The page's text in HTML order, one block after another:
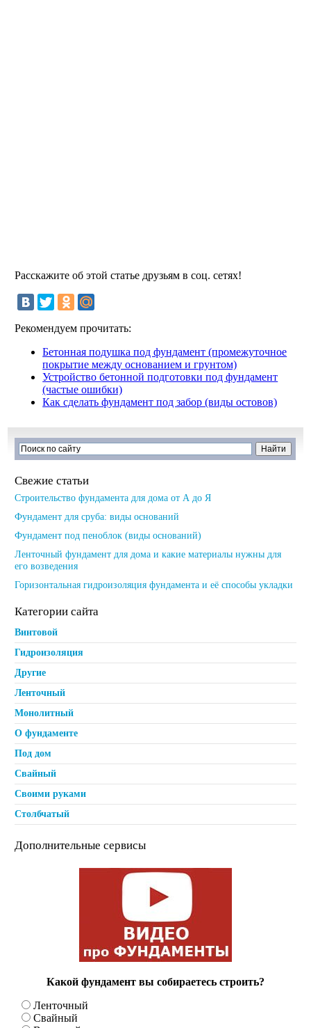
Расскажите об этой статье друзьям в соц. сетях!
Рекомендуем прочитать:
Бетонная подушка под фундамент (промежуточное
покрытие между основанием и грунтом)
Устройство бетонной подготовки под фундамент
(частые ошибки)
Как сделать фундамент под забор (виды остовов)
Свежие статьи
Строительство фундамента для дома от А до Я
Фундамент для сруба: виды оснований
Фундамент под пеноблок (виды оснований)
Ленточный фундамент для дома и какие материалы нужны для
его возведения
Горизонтальная гидроизоляция фундамента и её способы укладки
Категории сайта
Винтовой
Гидроизоляция
Другие
Ленточный
Монолитный
О фундаменте
Под дом
Свайный
Своими руками
Столбчатый
Дополнительные сервисы
Какой фундамент вы собираетесь строить?
Ленточный
Свайный